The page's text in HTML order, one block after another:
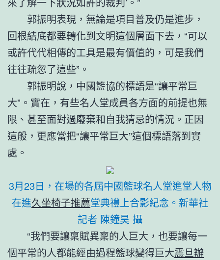
郭振明表現，無論是項目普及仍是進步，
回根結底都要轉化到文明這個層面下去，“可以
或許代代相傳的工具是最有價值的，可是我們
往往疏忽了這些”。
郭振明說，中國籃協的標語是“讓平常巨
大”。實在，有些名人堂成員各方面的前提也無
限、甚至面對過廢棄和自我猜忌的情況。正因
這般，更應當把“讓平常巨大”這個標語落到實
處。
3月23日，在場的各屆中國籃球名人堂進堂人物
在進久坐椅子推薦堂典禮上合影紀念。新華社
記者 陳鐘昊 攝
“我們要讓稟賦異稟的人巨大，也要讓每一
個平常的人都能經由過程籃球變得巨大震旦辦